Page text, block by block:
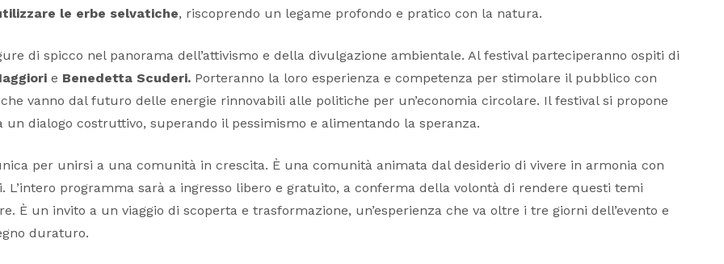
le erbe selvatiche, riscoprendo un legame profondo e pratico con la natura.
di spicco nel panorama dell’attivismo e della divulgazione ambientale. Al festival parteciperanno ospiti di
e Benedetta Scuderi. Porteranno la loro esperienza e competenza per stimolare il pubblico con
vanno dal futuro delle energie rinnovabili alle politiche per un’economia circolare. Il festival si propone
dialogo costruttivo, superando il pessimismo e alimentando la speranza.
per unirsi a una comunità in crescita. È una comunità animata dal desiderio di vivere in armonia con
programma sarà a ingresso libero e gratuito, a conferma della volontà di rendere questi temi
È un invito a un viaggio di scoperta e trasformazione, un’esperienza che va oltre i tre giorni dell’evento e
duraturo.